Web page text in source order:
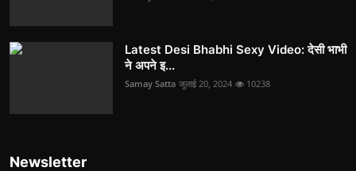
Latest Desi Bhabhi Sexy Video: देसी भाभी
ने अपने इ...
Samay Satta जुलाई 20, 2024 10238
Newsletter